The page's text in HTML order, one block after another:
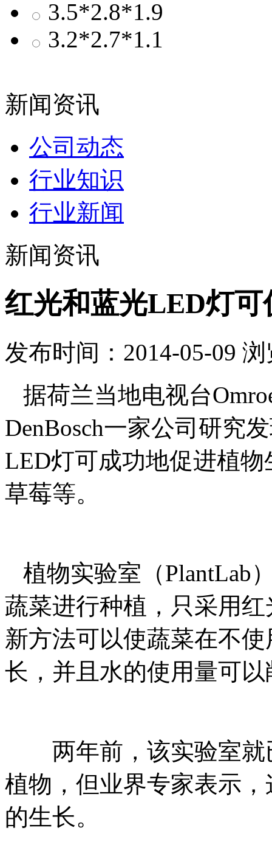
3.5*2.8*1.9
3.2*2.7*1.1
新闻资讯
公司动态
行业知识
行业新闻
新闻资讯
红光和蓝光LED灯可
发布时间：2014-05-09
据荷兰当地电视台
DenBosch一家公司研究
LED灯可成功地促进植
草莓等。
植物实验室（PlantLab
蔬菜进行种植，只采用红
新方法可以使蔬菜在不
长，并且水的使用量可以
两年前，该实验室就
植物，但业界专家表示
的生长。